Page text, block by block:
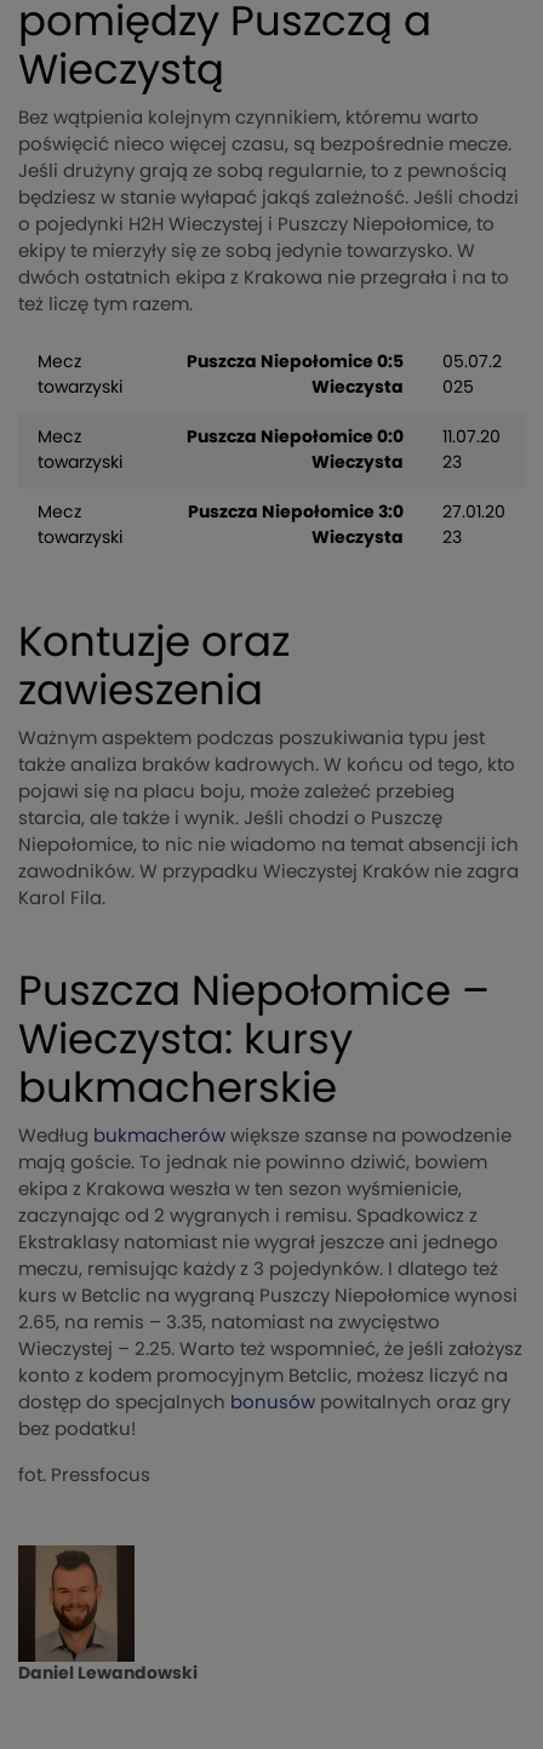
pomiędzy Puszczą a
Wieczystą
Bez wątpienia kolejnym czynnikiem, któremu warto
poświęcić nieco więcej czasu, są bezpośrednie mecze.
Jeśli drużyny grają ze sobą regularnie, to z pewnością
będziesz w stanie wyłapać jakąś zależność. Jeśli chodzi
o pojedynki H2H Wieczystej i Puszczy Niepołomice, to
ekipy te mierzyły się ze sobą jedynie towarzysko. W
dwóch ostatnich ekipa z Krakowa nie przegrała i na to
też liczę tym razem.
Mecz
towarzyski
Puszcza Niepołomice 0:5
Wieczysta
05.07.2
025
Mecz
towarzyski
Puszcza Niepołomice 0:0
Wieczysta
11.07.20
23
Mecz
towarzyski
Puszcza Niepołomice 3:0
Wieczysta
27.01.20
23
Kontuzje oraz
zawieszenia
Ważnym aspektem podczas poszukiwania typu jest
także analiza braków kadrowych. W końcu od tego, kto
pojawi się na placu boju, może zależeć przebieg
starcia, ale także i wynik. Jeśli chodzi o Puszczę
Niepołomice, to nic nie wiadomo na temat absencji ich
zawodników. W przypadku Wieczystej Kraków nie zagra
Karol Fila.
Puszcza Niepołomice –
Wieczysta: kursy
bukmacherskie
Według bukmacherów większe szanse na powodzenie
mają goście. To jednak nie powinno dziwić, bowiem
ekipa z Krakowa weszła w ten sezon wyśmienicie,
zaczynając od 2 wygranych i remisu. Spadkowicz z
Ekstraklasy natomiast nie wygrał jeszcze ani jednego
meczu, remisując każdy z 3 pojedynków. I dlatego też
kurs w Betclic na wygraną Puszczy Niepołomice wynosi
2.65, na remis – 3.35, natomiast na zwycięstwo
Wieczystej – 2.25. Warto też wspomnieć, że jeśli założysz
konto z kodem promocyjnym Betclic, możesz liczyć na
dostęp do specjalnych bonusów powitalnych oraz gry
bez podatku!
fot. Pressfocus
Daniel Lewandowski